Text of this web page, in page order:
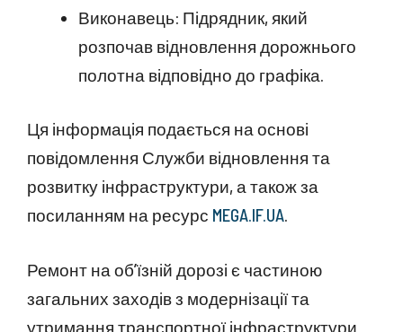
Виконавець: Підрядник, який
розпочав відновлення дорожнього
полотна відповідно до графіка.
Ця інформація подається на основі
повідомлення Служби відновлення та
розвитку інфраструктури, а також за
посиланням на ресурс MEGA.IF.UA.
Ремонт на об’їзній дорозі є частиною
загальних заходів з модернізації та
утримання транспортної інфраструктури